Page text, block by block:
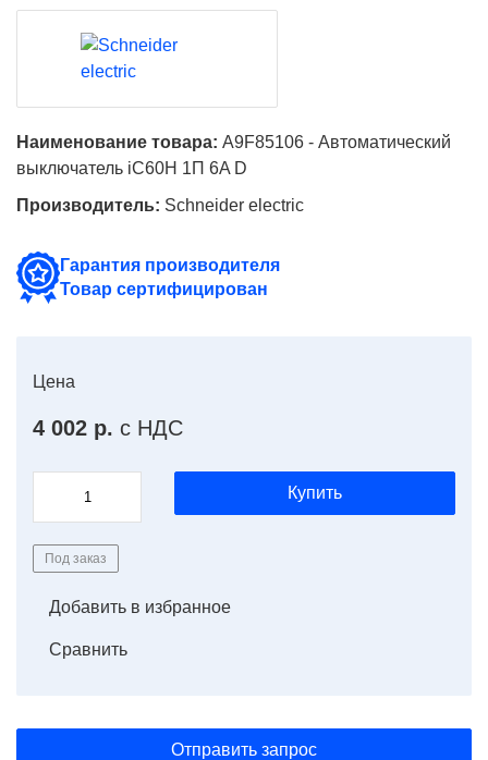
Наименование товара: A9F85106 - Автоматический
выключатель iC60H 1П 6A D
Производитель: Schneider electric
Гарантия производителя
Товар сертифицирован
Цена
4 002 р. с НДС
Купить
Под заказ
Добавить в избранное
Сравнить
Отправить запрос